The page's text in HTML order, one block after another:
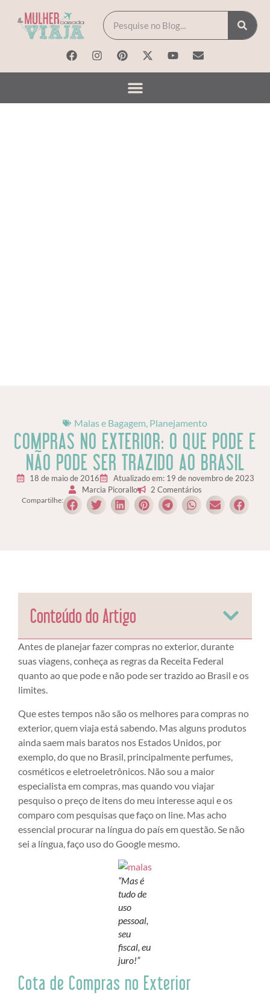
Malas e Bagagem Planejamento
COMPRAS NO EXTERIOR: O QUE PODE E
NÃO PODE SER TRAZIDO AO BRASIL
18 de maio de 2016
Atualizado em: 19 de novembro de 2023
Marcia Picorallo
2 Comentários
Compartilhe:
Conteúdo do Artigo
Antes de planejar fazer compras no exterior, durante
suas viagens, conheça as regras da Receita Federal
quanto ao que pode e não pode ser trazido ao Brasil e os
limites.
Que estes tempos não são os melhores para compras no
exterior, quem viaja está sabendo. Mas alguns produtos
ainda saem mais baratos nos Estados Unidos, por
exemplo, do que no Brasil, principalmente perfumes,
cosméticos e eletroeletrônicos. Não sou a maior
especialista em compras, mas quando vou viajar
pesquiso o preço de itens do meu interesse aqui e os
comparo com pesquisas que faço on line. Mas acho
essencial procurar na língua do país em questão. Se não
sei a língua, faço uso do Google mesmo.
“Mas é
tudo de
uso
pessoal,
seu
fiscal, eu
juro!”
Cota de Compras no Exterior